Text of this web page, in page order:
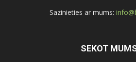
Sazinieties ar mums:
SEKOT